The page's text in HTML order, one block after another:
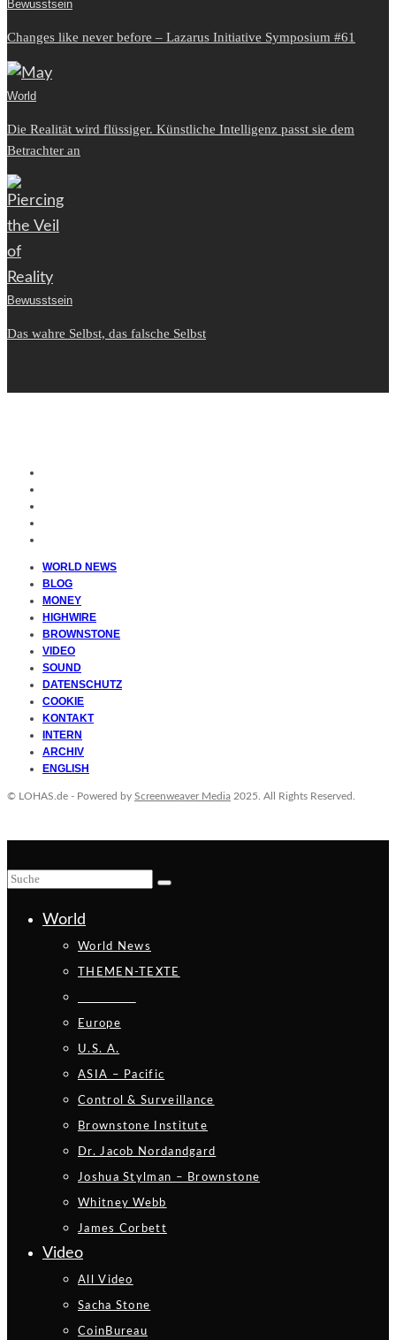
Bewusstsein
Changes like never before – Lazarus Initiative Symposium #61
World
Die Realität wird flüssiger. Künstliche Intelligenz passt sie dem
Betrachter an
Bewusstsein
Das wahre Selbst, das falsche Selbst
WORLD NEWS
BLOG
MONEY
HIGHWIRE
BROWNSTONE
VIDEO
SOUND
DATENSCHUTZ
COOKIE
KONTAKT
INTERN
ARCHIV
ENGLISH
© LOHAS.de - Powered by Screenweaver Media 2025. All Rights Reserved.
World
World News
THEMEN-TEXTE
Europe
U.S. A.
ASIA – Pacific
Control & Surveillance
Brownstone Institute
Dr. Jacob Nordandgard
Joshua Stylman – Brownstone
Whitney Webb
James Corbett
Video
All Video
Sacha Stone
CoinBureau